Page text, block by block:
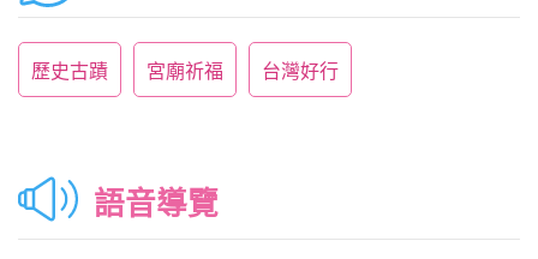
歷史古蹟 宮廟祈福 台灣好行
語音導覽